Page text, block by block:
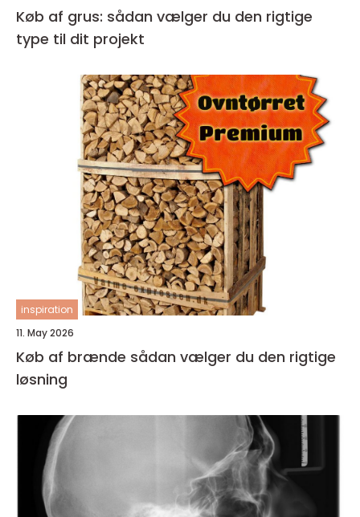
Køb af grus: sådan vælger du den rigtige
type til dit projekt
inspiration
11. May 2026
Køb af brænde sådan vælger du den rigtige
løsning